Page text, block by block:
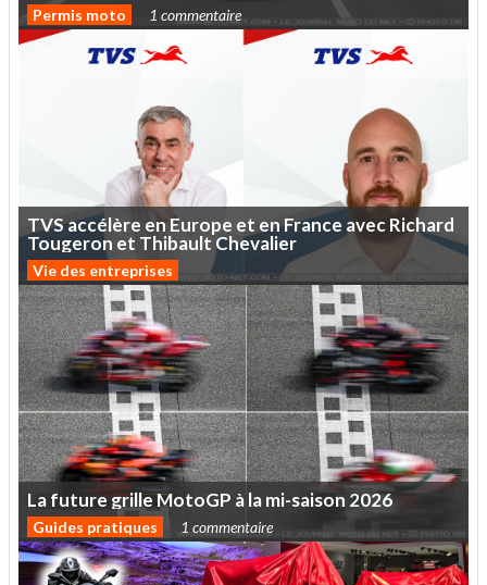
Permis moto 1 commentaire
TVSaccélère enEurope et enFrance avecRichard
Tougeron et Thibault Chevalier
Vie des entreprises
Lafuturegrille MotoGP àlami-saison 2026
Guides pratiques 1 commentaire